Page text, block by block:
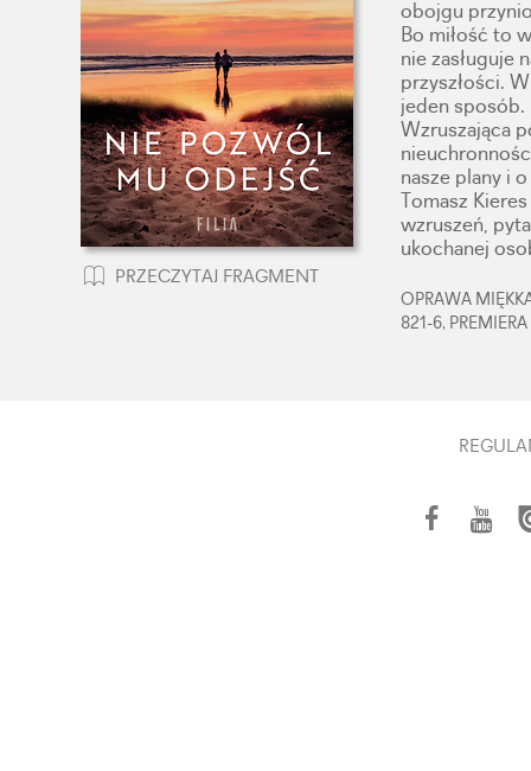
PRZECZYTAJ FRAGMENT
obojgu
Bo miłość to
nie zasługuje
przyszłości.
jeden sposób.
Wzruszająca
nasze plany i
Tomasz
wzruszeń,
ukochanej
OPRAWA
821-6,